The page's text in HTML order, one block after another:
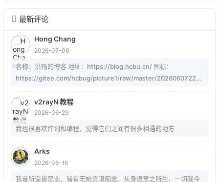
最新评论
Hong Chang
2026-07-06
名称：洪畅的博客 地址：https://blog.hcbu.cn/ 图标：
https://gitee.com/hcbug/picture1/raw/master/20260607223
https://blog.hcbu.cn/atom.xml
v2rayN 教程
2026-06-29
我也很喜欢作词和编程，觉得它们之间有很多相通的地方
Arks
2026-06-16
我昔所造皆恶业，皆有无始贪嗔痴念，从身语意之所生，一切我今